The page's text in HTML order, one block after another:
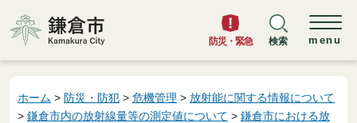
鎌倉市
防災・緊急 検索 menu
ホーム > 防災・防犯 > 危機管理 > 放射能に関する情報について
> 鎌倉市内の放射線量等の測定値について > 鎌倉市における放